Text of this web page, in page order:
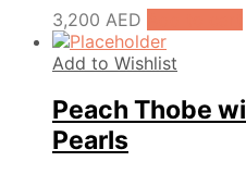
3,200 AED
Add to Wishlist
Peach Thobe
Pearls